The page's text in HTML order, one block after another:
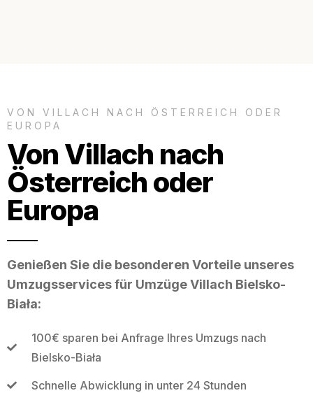
VON VILLACH NACH ÖSTERREICH ODER
EUROPA
Von Villach nach
Österreich oder
Europa
Genießen Sie die besonderen Vorteile unseres
Umzugsservices für Umzüge Villach Bielsko-
Biała:
100€ sparen bei Anfrage Ihres Umzugs nach
Bielsko-Biała
Schnelle Abwicklung in unter 24 Stunden